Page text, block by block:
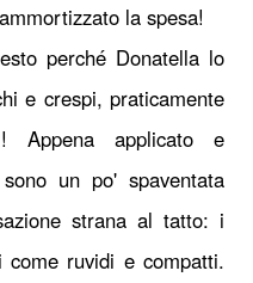
la spesa!
perché Donatella lo
e crespi, praticamente
Appena applicato e
un po' spaventata
strana al tatto: i
come ruvidi e compatti.